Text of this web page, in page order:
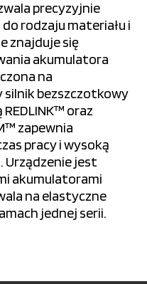
precyzyjnie
rodzaju materiału i
znajduje się
akumulatora
na
silnik bezszczotkowy
oraz
zapewnia
pracy i wysoką
Urządzenie jest
akumulatorami
na elastyczne
jednej serii.